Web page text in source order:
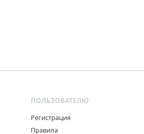
ПОЛЬЗОВАТЕЛЮ
Регистрация
Правила